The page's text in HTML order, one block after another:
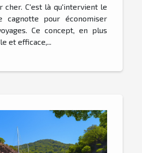
cher. C'est là qu'intervient le
cagnotte pour économiser
Ce concept, en plus
et efficace,...